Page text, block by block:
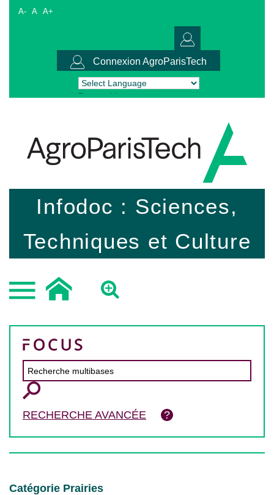
A- A A+
Connexion AgroParisTech
Powered by Translate
Infodoc : Sciences,
Techniques et Culture
RECHERCHE AVANCÉE
Catégorie Prairies